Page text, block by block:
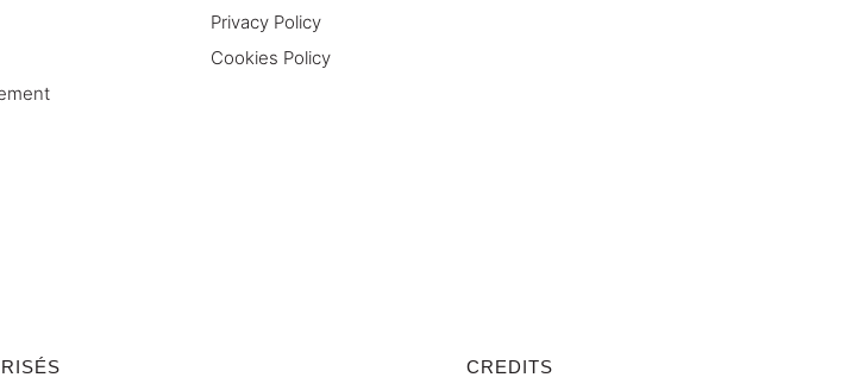
Privacy Policy
Cookies Policy
CREDITS